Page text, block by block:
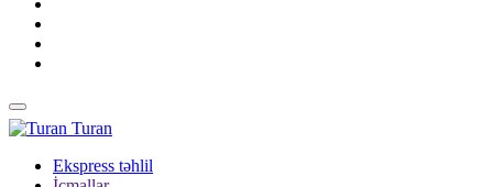
Turan
Ekspress təhlil